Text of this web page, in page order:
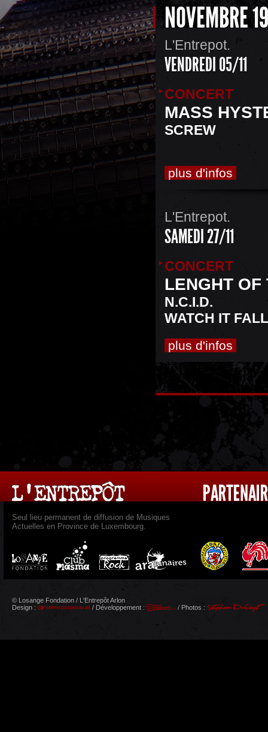
NOVEMBRE
L'Entrepot.
VENDREDI 05/11
CONCERT
MASS
SCREW
plus d'infos
L'Entrepot.
SAMEDI 27/11
CONCERT
LENGHT OF
N.C.I.D.
WATCH IT FALL
plus d'infos
Seul lieu permanent de diffusion de Musiques
Actuelles en Province de Luxembourg.
© Losange Fondation / L'Entrepôt Arlon
Design :
/ Développement : / Photos :